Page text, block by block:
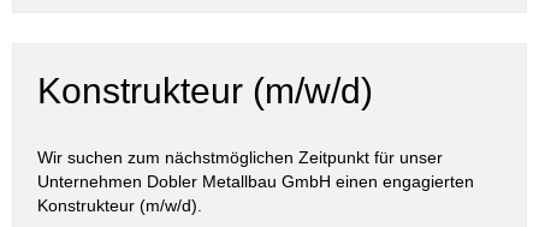
Konstrukteur (m/w/d)
Wir suchen zum nächstmöglichen Zeitpunkt für unser
Unternehmen Dobler Metallbau GmbH einen engagierten
Konstrukteur (m/w/d).